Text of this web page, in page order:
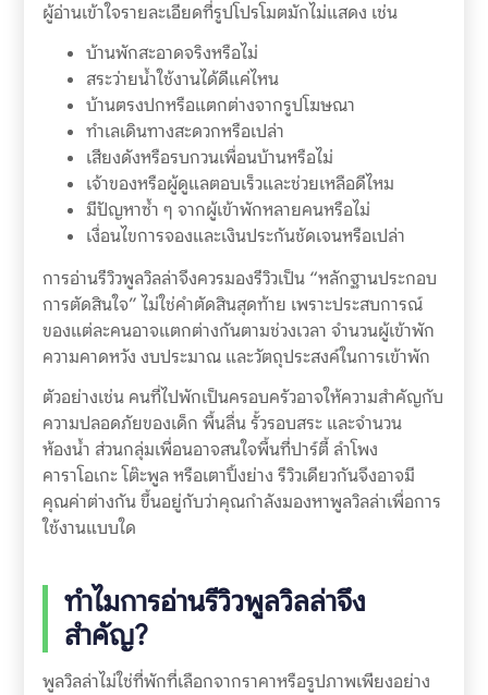
ผู้อ่านเข้าใจรายละเอียดที่รูปโปรโมตมักไม่แสดง เช่น
บ้านพักสะอาดจริงหรือไม่
สระว่ายน้ำใช้งานได้ดีแค่ไหน
บ้านตรงปกหรือแตกต่างจากรูปโฆษณา
ทำเลเดินทางสะดวกหรือเปล่า
เสียงดังหรือรบกวนเพื่อนบ้านหรือไม่
เจ้าของหรือผู้ดูแลตอบเร็วและช่วยเหลือดีไหม
มีปัญหาซ้ำ ๆ จากผู้เข้าพักหลายคนหรือไม่
เงื่อนไขการจองและเงินประกันชัดเจนหรือเปล่า
การอ่านรีวิวพูลวิลล่าจึงควรมองรีวิวเป็น “หลักฐานประกอบ
การตัดสินใจ” ไม่ใช่คำตัดสินสุดท้าย เพราะประสบการณ์
ของแต่ละคนอาจแตกต่างกันตามช่วงเวลา จำนวนผู้เข้าพัก
ความคาดหวัง งบประมาณ และวัตถุประสงค์ในการเข้าพัก
ตัวอย่างเช่น คนที่ไปพักเป็นครอบครัวอาจให้ความสำคัญกับ
ความปลอดภัยของเด็ก พื้นลื่น รั้วรอบสระ และจำนวน
ห้องน้ำ ส่วนกลุ่มเพื่อนอาจสนใจพื้นที่ปาร์ตี้ ลำโพง
คาราโอเกะ โต๊ะพูล หรือเตาปิ้งย่าง รีวิวเดียวกันจึงอาจมี
คุณค่าต่างกัน ขึ้นอยู่กับว่าคุณกำลังมองหาพูลวิลล่าเพื่อการ
ใช้งานแบบใด
ทำไมการอ่านรีวิวพูลวิลล่าจึง
สำคัญ?
พูลวิลล่าไม่ใช่ที่พักที่เลือกจากราคาหรือรูปภาพเพียงอย่าง